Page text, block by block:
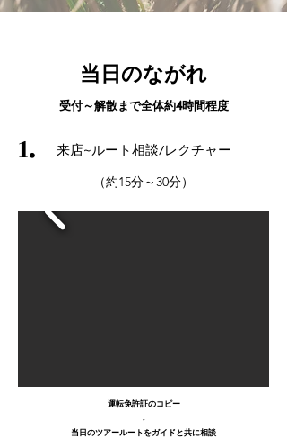
当日のながれ
受付～解散まで全体約4時間程度
1. 来店~ルート相談/レクチャー
（約15分～30分）
運転免許証のコピー
↓
当日のツアールートをガイドと共に相談